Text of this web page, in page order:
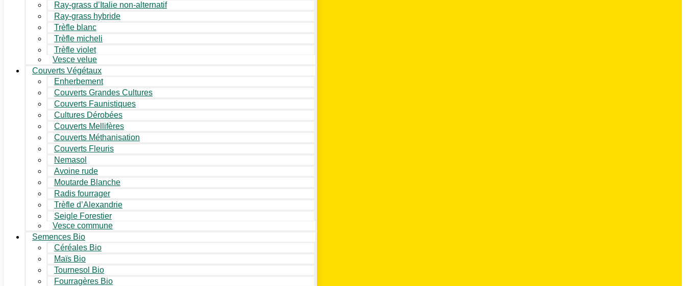
Ray-grass d’Italie non-alternatif
Ray-grass hybride
Trèfle blanc
Trèfle micheli
Trèfle violet
Vesce velue
Couverts Végétaux
Enherbement
Couverts Grandes Cultures
Couverts Faunistiques
Cultures Dérobées
Couverts Mellifères
Couverts Méthanisation
Couverts Fleuris
Nemasol
Avoine rude
Moutarde Blanche
Radis fourrager
Trèfle d’Alexandrie
Seigle Forestier
Vesce commune
Semences Bio
Céréales Bio
Maïs Bio
Tournesol Bio
Fourragères Bio